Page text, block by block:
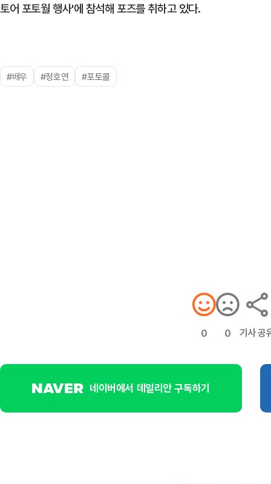
토어 포토월 행사'에 참석해 포즈를 취하고 있다.
#배우 #정호연 #포토콜
0 0 기사 공
네이버에서 데일리안 구독하기